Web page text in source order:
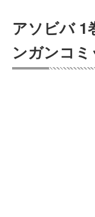
購入管理
Myシェルフ
アソビバ 1
ンガンコ